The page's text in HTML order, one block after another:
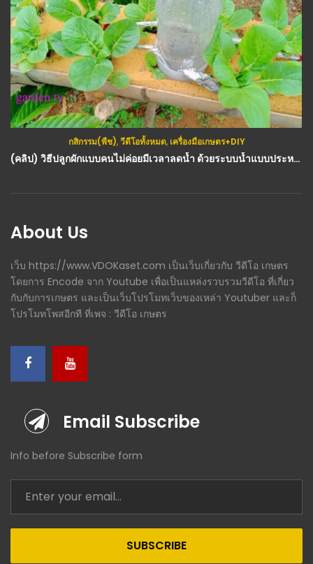
กสิกรรม(พืช),วีดีโอทั้งหมด, เครื่องมือเกษตร+DIY
(คลิป) วิธีปลูกผักแบบคนไม่ค่อยมีเวลาลดน้ำ ด้วยระบบน้ำแบบประหยัด : วีดีโอ เกษตร
About Us
เว็บ https://www.VDOKaset.com เป็นเว็บเกี่ยวกับ วีดีโอ เกษตร
โดยการ Encode จาก Youtube เพื่อเป็นแหล่งรวบรวมวีดีโอ ที่เกี่ยว
กับกับการเกษตร และเป็นเว็บโปรโมทเว็บของเหล่า Youtuber และก็
โปรโมทโพสอีกที ที่เพจ : วีดีโอ เกษตร
Email Subscribe
Info before Subscribe form
SUBSCRIBE